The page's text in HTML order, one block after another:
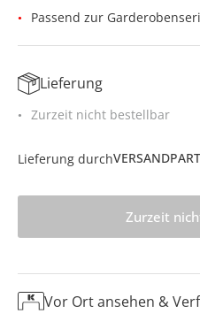
Passend zur
Lieferung
Zurzeit nicht bestellbar
Lieferung durch
Zurzeit
Vor Ort ansehen &